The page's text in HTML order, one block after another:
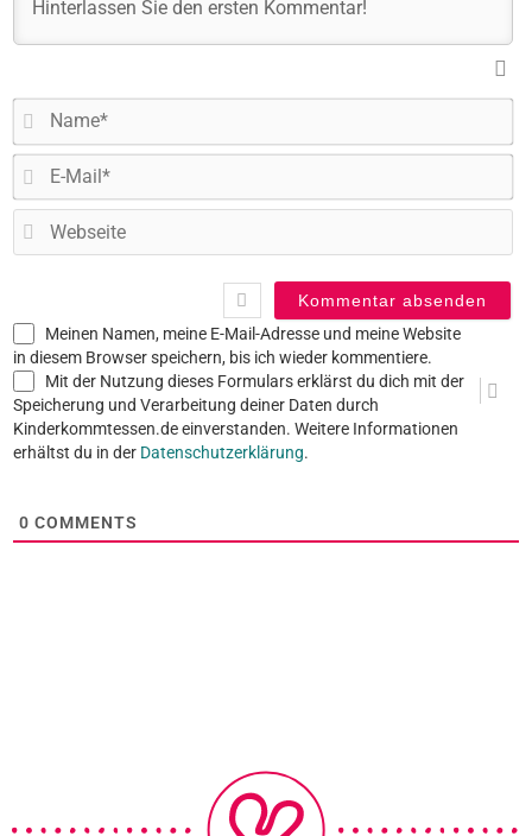
E-
Meinen Namen, meine E-Mail-Adresse und meine Website
in diesem Browser speichern, bis ich wieder kommentiere.
Mit der Nutzung dieses Formulars erklärst du dich mit der
Speicherung und Verarbeitung deiner Daten durch
Kinderkommtessen.de einverstanden. Weitere Informationen
erhältst du in der Datenschutzerklärung.
0 COMMENTS